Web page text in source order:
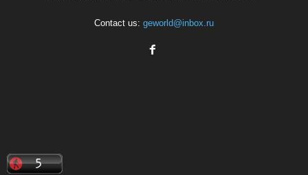
Contact us: geworld@inbox.ru